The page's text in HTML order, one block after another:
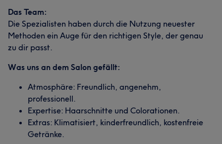
Das Team:
Die Spezialisten haben durch die Nutzung neuester
Methoden ein Auge für den richtigen Style, der genau
zu dir passt.
Was uns an dem Salon gefällt:
Atmosphäre: Freundlich, angenehm,
professionell.
Expertise: Haarschnitte und Colorationen.
Extras: Klimatisiert, kinderfreundlich, kostenfreie
Getränke.